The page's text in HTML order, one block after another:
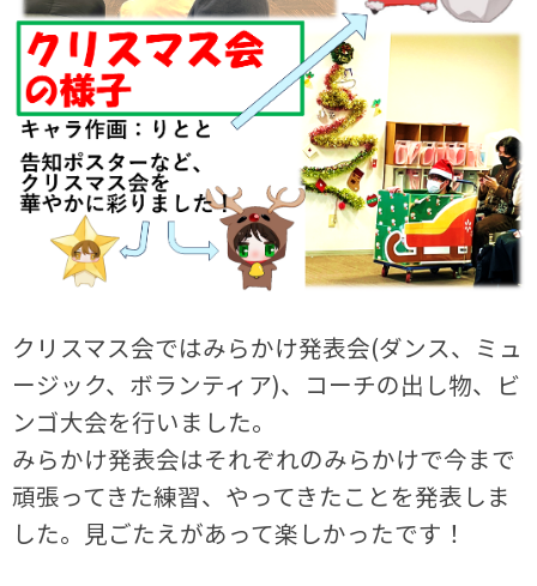
クリスマス会ではみらかけ発表会(ダンス、ミュ
ージック、ボランティア)、コーチの出し物、ビ
ンゴ大会を行いました。
みらかけ発表会はそれぞれのみらかけで今まで
頑張ってきた練習、やってきたことを発表しま
した。見ごたえがあって楽しかったです！